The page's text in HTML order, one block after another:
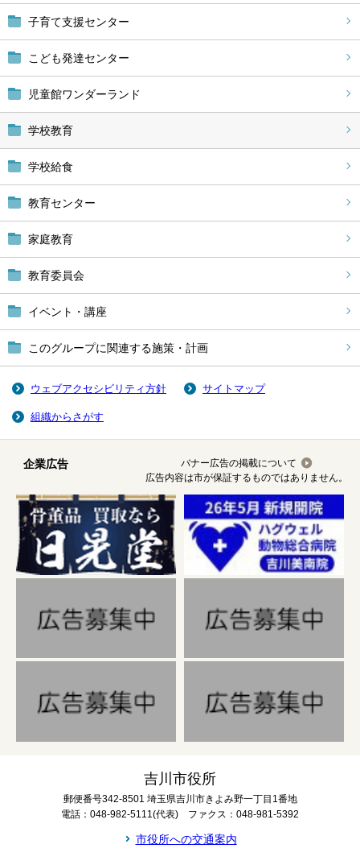
子育て支援センター
こども発達センター
児童館ワンダーランド
学校教育
学校給食
教育センター
家庭教育
教育委員会
イベント・講座
このグループに関連する施策・計画
ウェブアクセシビリティ方針 サイトマップ
組織からさがす
企業広告
バナー広告の掲載について
広告内容は市が保証するものではありません。
吉川市役所
郵便番号342-8501 埼玉県吉川市きよみ野一丁目1番地
電話：048-982-5111(代表) ファクス：048-981-5392
市役所への交通案内